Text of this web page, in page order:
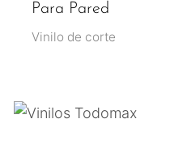
Para Pared
Vinilo de corte